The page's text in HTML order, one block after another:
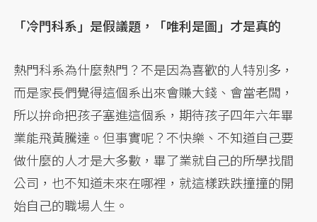
「冷門科系」是假議題，「唯利是圖」才是真的
熱門科系為什麼熱門？不是因為喜歡的人特別多，
而是家長們覺得這個系出來會賺大錢、會當老闆，
所以拚命把孩子塞進這個系，期待孩子四年六年畢
業能飛黃騰達。但事實呢？不快樂、不知道自己要
做什麼的人才是大多數，畢了業就自己的所學找間
公司，也不知道未來在哪裡，就這樣跌跌撞撞的開
始自己的職場人生。